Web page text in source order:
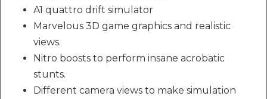
A1 quattro drift simulator
Marvelous 3D game graphics and realistic
views.
Nitro boosts to perform insane acrobatic
stunts.
Different camera views to make simulation